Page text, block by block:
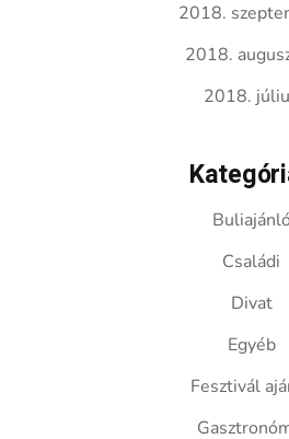
2018.
2018.
2018.
Buliajánló
Családi
Divat
Egyéb
Fesztivál